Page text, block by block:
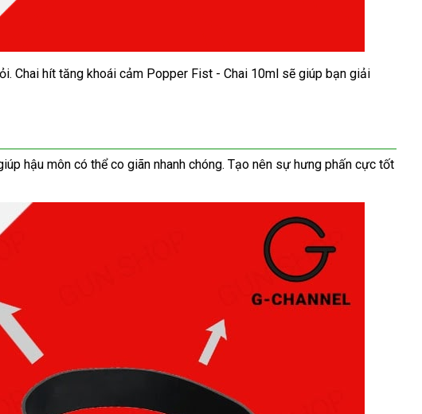
cửa
. Chai hít tăng khoái cảm Popper Fist - Chai 10ml Thái
sẽ giúp bạn giải
hậu môn Trung
có thể co giãn nhanh chóngvoucher
. Tạo nên sự hưng phấn cực tốt